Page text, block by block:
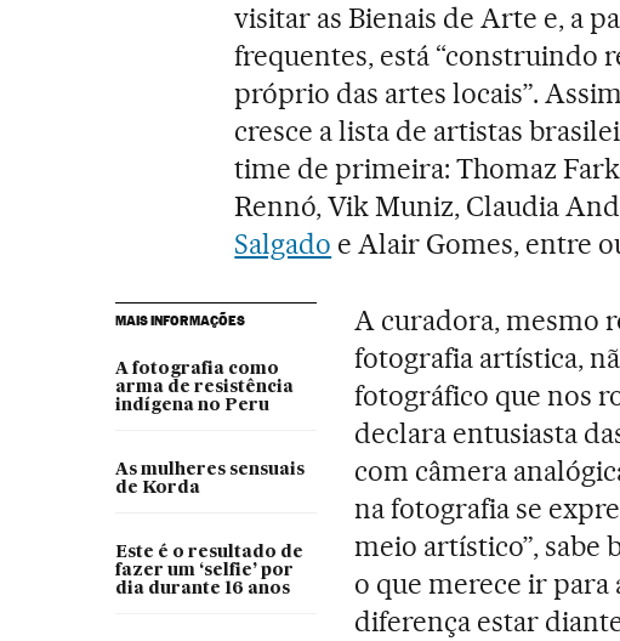
visitar as Bienais de Arte e, a
frequentes, está “construindo
próprio das artes locais”.
cresce a lista de artistas
time de primeira: Thomaz
Rennó, Vik Muniz, Claudia
Salgado e Alair Gomes, entre
MAIS INFORMAÇÕES
A fotografia como
arma de resistência
indígena no Peru
As mulheres sensuais
de Korda
Este é o resultado de
fazer um ‘selfie’ por
dia durante 16 anos
A curadora, mesmo
fotografia artística,
fotográfico que nos
declara entusiasta
com câmera
na fotografia se
meio artístico”, sabe
o que merece ir para
diferença estar